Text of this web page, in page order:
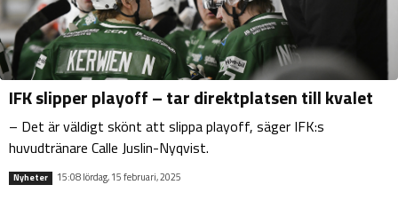
IFK slipper playoff – tar direktplatsen till kvalet
– Det är väldigt skönt att slippa playoff, säger IFK:s
huvudtränare Calle Juslin-Nyqvist.
Nyheter 15:08 lördag, 15 februari, 2025